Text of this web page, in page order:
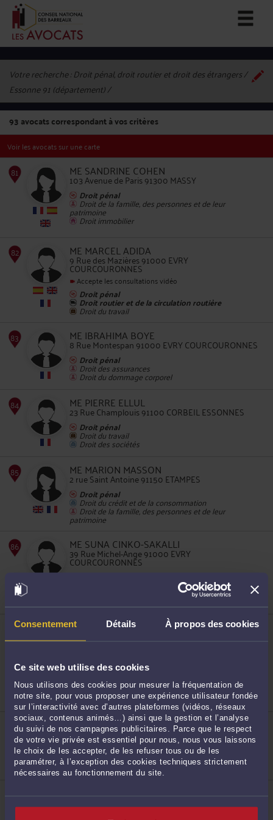
Consentement Détails À propos des cookies
Ce site web utilise des cookies
Nous utilisons des cookies pour mesurer la fréquentation de
notre site, pour vous proposer une expérience utilisateur fondée
sur l’interactivité avec d’autres plateformes (vidéos, réseaux
sociaux, contenus animés…) ainsi que la gestion et l’analyse
du suivi de nos campagnes publicitaires. Parce que le respect
de votre vie privée est essentiel pour nous, nous vous laissons
le choix de les accepter, de les refuser tous ou de les
paramétrer, à l’exception des cookies techniques strictement
nécessaires au fonctionnement du site.
Votre recherche :Droit pénal, droit routier et droit des étrangers /
Essonne 91 (département)
93avocats correspondant à vos critères
Voir les avocats sur une carte
ME SANDRINE COHEN
103 Avenue de Paris 91300 MASSY
Droit pénal
Droit de la famille, des personnes et de leur
patrimoine
Droit immobilier
ME MARCEL ADIDA
9 Rue des Mazières 91000 EVRY
COURCOURONNES
Accepte les consultations vidéo
Droit pénal
Droit routier et de la circulation routière
Droit du travail
83
ME IBRAHIMA BOYE
8 Rue Montespan 91000 EVRY COURCOURONNES
Droit pénal
Droit des assurances
Droit du dommage corporel
ME PIERRE ELLUL
23 Rue Champlouis 91100 CORBEIL ESSONNES
Droit pénal
Droit du travail
Droit des sociétés
85
ME MARION MASSON
2 rue Saint Antoine 91150 ETAMPES
Droit pénal
Droit du crédit et de la consommation
Droit de la famille, des personnes et de leur
patrimoine
86
ME SUNA CINKO-SAKALLI
39 Rue Michel-Ange 91000 EVRY
COURCOURONNES
Droit de la famille, des personnes et de leur
ME PASCALE SIMON-VOUAUX
13 Rue des Mazières 91000 EVRY
COURCOURONNES
Droit pénal
Droit de la famille, des personnes et de leur
patrimoine
Droit du dommage corporel
ME NORMAN DELAIN
13 Rue des Mazières 91000 EVRY
COURCOURONNES
Accepte les consultations vidéo
Droit pénal
ME DELANI ANTONY KANAGARAJ
COURCOURONNES